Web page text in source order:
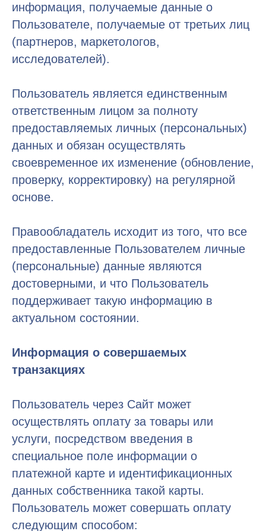
информация, получаемые данные о
Пользователе, получаемые от третьих лиц
(партнеров, маркетологов,
исследователей).
Пользователь является единственным
ответственным лицом за полноту
предоставляемых личных (персональных)
данных и обязан осуществлять
своевременное их изменение (обновление,
проверку, корректировку) на регулярной
основе.
Правообладатель исходит из того, что все
предоставленные Пользователем личные
(персональные) данные являются
достоверными, и что Пользователь
поддерживает такую информацию в
актуальном состоянии.
Информация о совершаемых
транзакциях
Пользователь через Сайт может
осуществлять оплату за товары или
услуги, посредством введения в
специальное поле информации о
платежной карте и идентификационных
данных собственника такой карты.
Пользователь может совершать оплату
следующим способом: